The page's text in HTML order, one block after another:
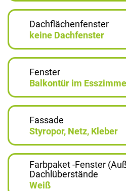
Dachflächenfenster
keine Dachfenster
Fenster
Balkontür im
Fassade
Styropor, Netz, Kleber
Farbpaket -Fenster
Dachlüberstände
Weiß